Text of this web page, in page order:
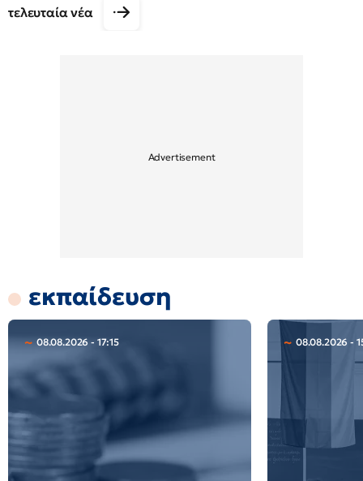
τελευταία νέα
εκπαίδευση
08.08.2026 - 17:15 08.08.2026 -